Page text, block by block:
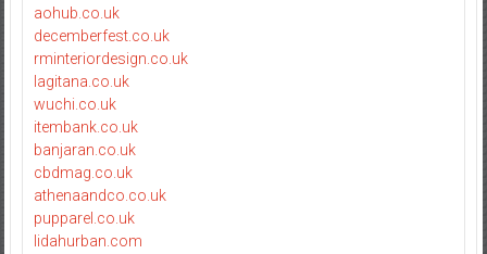
aohub.co.uk
decemberfest.co.uk
rminteriordesign.co.uk
lagitana.co.uk
wuchi.co.uk
itembank.co.uk
banjaran.co.uk
cbdmag.co.uk
athenaandco.co.uk
pupparel.co.uk
lidahurban.com